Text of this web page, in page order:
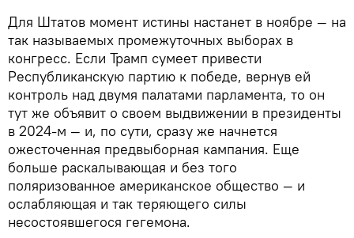
Для Штатов момент истины настанет в ноябре — на
так называемых промежуточных выборах в
конгресс. Если Трамп сумеет привести
Республиканскую партию к победе, вернув ей
контроль над двумя палатами парламента, то он
тут же объявит о своем выдвижении в президенты
в 2024-м — и, по сути, сразу же начнется
ожесточенная предвыборная кампания. Еще
больше раскалывающая и без того
поляризованное американское общество — и
ослабляющая и так теряющего силы
несостоявшегося гегемона.